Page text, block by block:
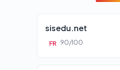
sisedu.net
FR 90/100